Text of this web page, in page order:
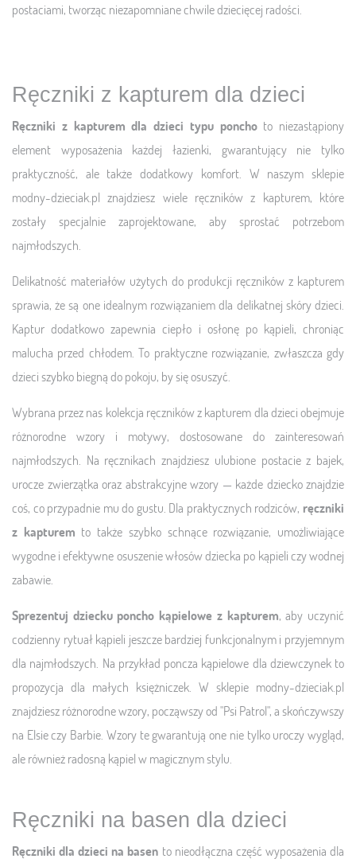
postaciami, tworząc niezapomniane chwile dziecięcej radości.
Ręczniki z kapturem dla dzieci
Ręczniki z kapturem dla dzieci typu ponchoto niezastąpiony
element wyposażenia każdej łazienki, gwarantujący nie tylko
praktyczność, ale także dodatkowy komfort. W naszym sklepie
modny-dzieciak.pl znajdziesz wiele ręczników z kapturem, które
zostały specjalnie zaprojektowane, aby sprostać potrzebom
najmłodszych.
Delikatność materiałów użytych do produkcji ręczników z kapturem
sprawia, że są one idealnym rozwiązaniem dla delikatnej skóry dzieci.
Kaptur dodatkowo zapewnia ciepło i osłonę po kąpieli, chroniąc
malucha przed chłodem. To praktyczne rozwiązanie, zwłaszcza gdy
dzieci szybko biegną do pokoju, by się osuszyć.
Wybrana przez nas kolekcja ręczników z kapturem dla dzieci obejmuje
różnorodne wzory i motywy, dostosowane do zainteresowań
najmłodszych. Na ręcznikach znajdziesz ulubione postacie z bajek,
urocze zwierzątka oraz abstrakcyjne wzory — każde dziecko znajdzie
coś, co przypadnie mu do gustu. Dla praktycznych rodziców, ręczniki
z kapturem to także szybko schnące rozwiązanie, umożliwiające
wygodne i efektywne osuszenie włosów dziecka po kąpieli czy wodnej
zabawie.
Sprezentuj dziecku poncho kąpielowe z kapturem, aby uczynić
codzienny rytuał kąpieli jeszcze bardziej funkcjonalnym i przyjemnym
dla najmłodszych. Na przykład poncza kąpielowe dla dziewczynek to
propozycja dla małych księżniczek. W sklepie modny-dzieciak.pl
znajdziesz różnorodne wzory, począwszy od "Psi Patrol", a skończywszy
na Elsie czy Barbie. Wzory te gwarantują one nie tylko uroczy wygląd,
ale również radosną kąpiel w magicznym stylu.
Ręczniki na basen dla dzieci
Ręczniki dla dzieci na basen to nieodłączna część wyposażenia dla